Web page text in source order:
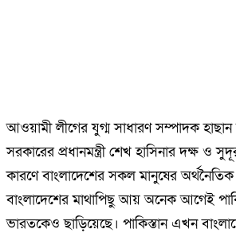
আওয়ামী লীগের যুগ্ম সাধারণ সম্পাদক
সরকারের প্রধানমন্ত্রী শেখ হাসিনার দক্ষ ও
কারণে বাংলাদেশের সকল মানুষের
বাংলাদেশের মাথাপিছু আয় অনেক আগেই
ভারতকেও ছাড়িয়েছে। পাকিস্তান এখন